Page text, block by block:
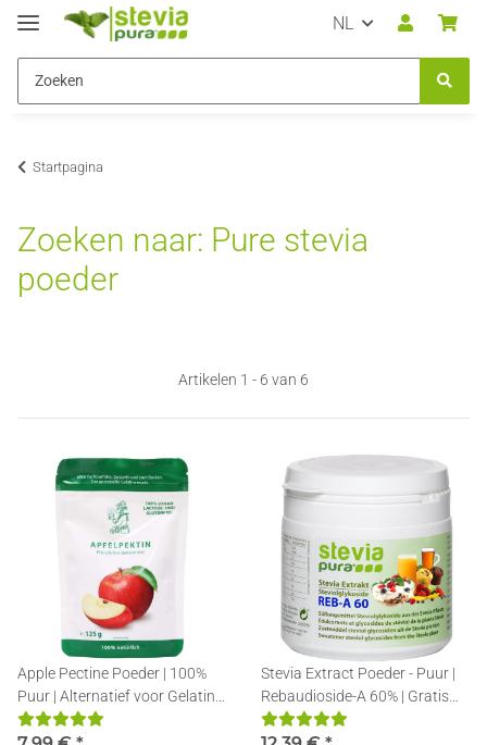
NL
Startpagina
Zoeken naar: Pure stevia
poeder
Artikelen 1 - 6 van 6
Apple Pectine Poeder | 100%
Puur | Alternatief voor Gelatine
| 125g
Stevia Extract Poeder - Puur |
Rebaudioside-A 60% | Gratis
Doseerlepel | 50g